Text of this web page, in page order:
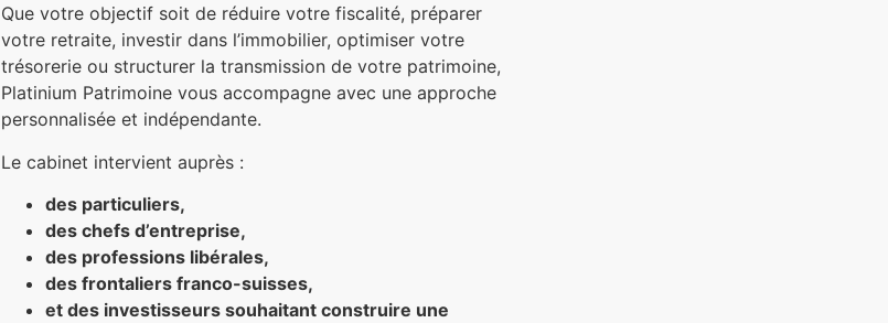
Que votre objectif soit de réduire votre fiscalité, préparer
votre retraite, investir dans l’immobilier, optimiser votre
trésorerie ou structurer la transmission de votre patrimoine,
Platinium Patrimoine vous accompagne avec une approche
personnalisée et indépendante.
Le cabinet intervient auprès :
des particuliers,
des chefs d’entreprise,
des professions libérales,
des frontaliers franco-suisses,
et des investisseurs souhaitant construire une